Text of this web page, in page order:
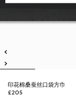
印花棉桑蚕丝口袋方巾
£205